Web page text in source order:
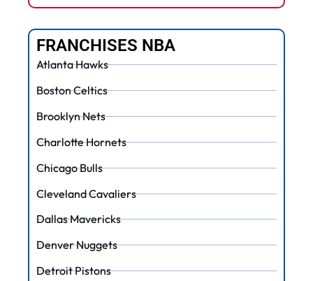
FRANCHISES NBA
Atlanta Hawks
Boston Celtics
Brooklyn Nets
Charlotte Hornets
Chicago Bulls
Cleveland Cavaliers
Dallas Mavericks
Denver Nuggets
Detroit Pistons